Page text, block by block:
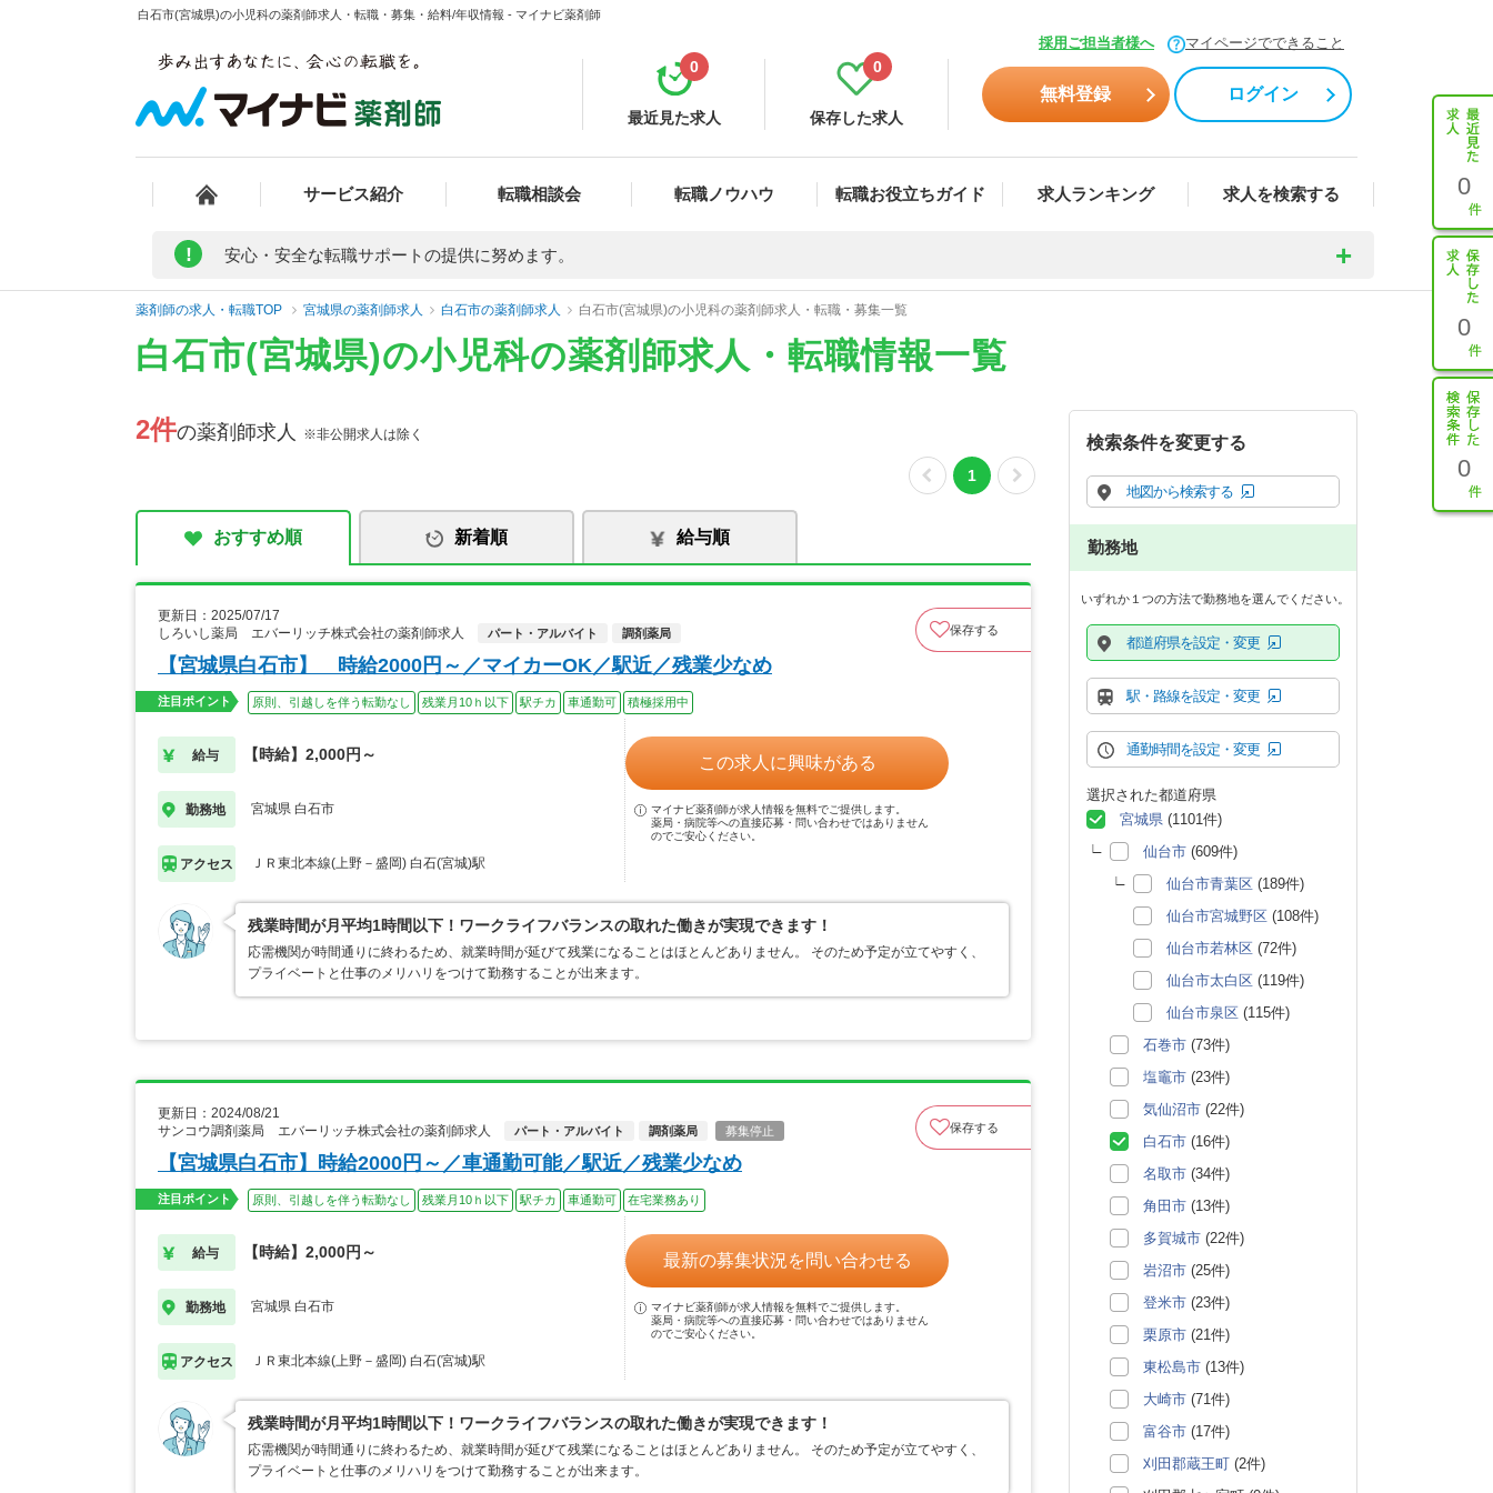
白石市(宮城県)の小児科の薬剤師求人・転職・募集・給料/年収情報 - マイナビ薬剤師
採用ご担当者様へ マイページでできること
最近見た求人
0
保存した求人
0
無料登録 ログイン
サービス紹介 転職相談会 転職ノウハウ 転職お役立ちガイド 求人ランキング 求人を検索する 0
0
0
! 安心・安全な転職サポートの提供に努めます。
薬剤師の求人・転職TOP 宮城県の薬剤師求人 白石市の薬剤師求人 白石市(宮城県)の小児科の薬剤師求人・転職・募集一覧
白石市(宮城県)の小児科の薬剤師求人・転職情報一覧
2件の薬剤師求人 ※非公開求人は除く
1
おすすめ順 新着順 給与順
更新日：2025/07/17
しろいし薬局 エバーリッチ株式会社の薬剤師求人
パート・アルバイト 調剤薬局 保存する
【宮城県白石市】 時給2000円～／マイカーOK／駅近／残業少なめ
注目ポイント 原則、引越しを伴う転勤なし 残業月10ｈ以下 駅チカ 車通勤可 積極採用中
給与 【時給】2,000円～
勤務地 宮城県 白石市
アクセス ＪＲ東北本線(上野－盛岡) 白石(宮城)駅
この求人に興味がある
マイナビ薬剤師が求人情報を無料でご提供します。
薬局・病院等への直接応募・問い合わせではありません
のでご安心ください。
残業時間が月平均1時間以下！ワークライフバランスの取れた働きが実現できます！
応需機関が時間通りに終わるため、就業時間が延びて残業になることはほとんどありません。 そのため予定が立てやすく、
プライベートと仕事のメリハリをつけて勤務することが出来ます。
更新日：2024/08/21
サンコウ調剤薬局 エバーリッチ株式会社の薬剤師求人
パート・アルバイト 調剤薬局 募集停止 保存する
【宮城県白石市】時給2000円～／車通勤可能／駅近／残業少なめ
注目ポイント 原則、引越しを伴う転勤なし 残業月10ｈ以下 駅チカ 車通勤可 在宅業務あり
給与 【時給】2,000円～
勤務地 宮城県 白石市
アクセス ＪＲ東北本線(上野－盛岡) 白石(宮城)駅
最新の募集状況を問い合わせる
マイナビ薬剤師が求人情報を無料でご提供します。
薬局・病院等への直接応募・問い合わせではありません
のでご安心ください。
残業時間が月平均1時間以下！ワークライフバランスの取れた働きが実現できます！
応需機関が時間通りに終わるため、就業時間が延びて残業になることはほとんどありません。 そのため予定が立てやすく、
プライベートと仕事のメリハリをつけて勤務することが出来ます。
検索条件を変更する
地図から検索する
勤務地
いずれか１つの方法で勤務地を選んでください。
都道府県を設定・変更
駅・路線を設定・変更
通勤時間を設定・変更
選択された都道府県
宮城県 (1101件)
仙台市 (609件)
仙台市青葉区 (189件)
仙台市宮城野区 (108件)
仙台市若林区 (72件)
仙台市太白区 (119件)
仙台市泉区 (115件)
石巻市 (73件)
塩竈市 (23件)
気仙沼市 (22件)
白石市 (16件)
名取市 (34件)
角田市 (13件)
多賀城市 (22件)
岩沼市 (25件)
登米市 (23件)
栗原市 (21件)
東松島市 (13件)
大崎市 (71件)
富谷市 (17件)
刈田郡蔵王町 (2件)